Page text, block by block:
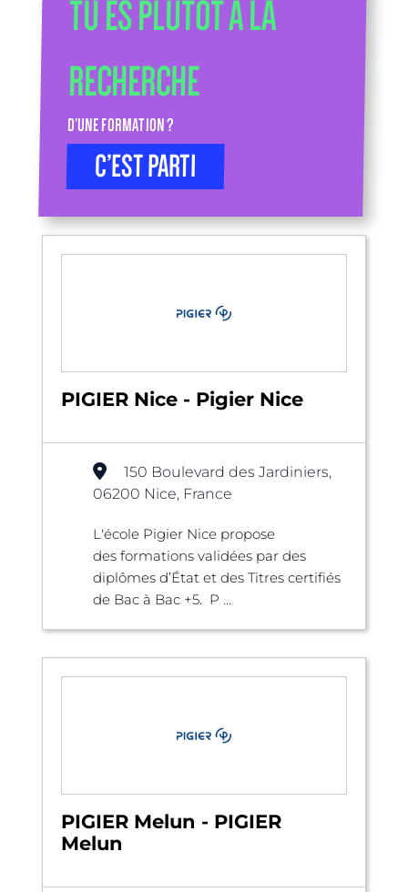
TU ES PLUTÔT À LA
RECHERCHE
D’UNE FORMATION ?
C’EST PARTI
PIGIER Nice - Pigier Nice
150 Boulevard des Jardiniers,
06200 Nice, France
L'école Pigier Nice propose
des formations validées par des
diplômes d’État et des Titres certifiés
de Bac à Bac +5. P ...
PIGIER Melun - PIGIER
Melun